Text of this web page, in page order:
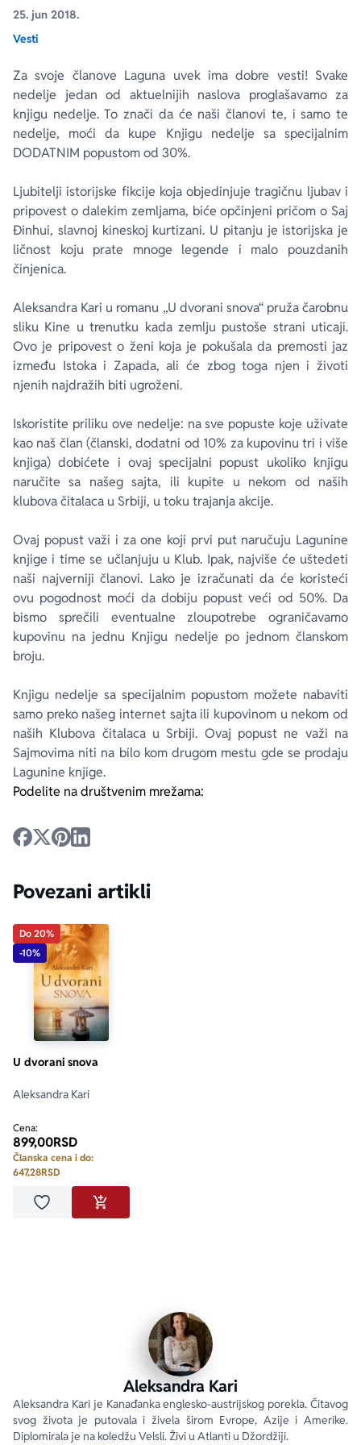
25. jun 2018.
Vesti
Za svoje članove Laguna uvek ima dobre vesti! Svake
nedelje jedan od aktuelnijih naslova proglašavamo za
knjigu nedelje. To znači da će naši članovi te, i samo te
nedelje, moći da kupe Knjigu nedelje sa specijalnim
DODATNIM popustom od 30%.
Ljubitelji istorijske fikcije koja objedinjuje tragičnu ljubav i
pripovest o dalekim zemljama, biće opčinjeni pričom o Saj
Đinhui, slavnoj kineskoj kurtizani. U pitanju je istorijska je
ličnost koju prate mnoge legende i malo pouzdanih
činjenica.
Aleksandra Kari u romanu „U dvorani snova“ pruža čarobnu
sliku Kine u trenutku kada zemlju pustoše strani uticaji.
Ovo je pripovest o ženi koja je pokušala da premosti jaz
između Istoka i Zapada, ali će zbog toga njen i životi
njenih najdražih biti ugroženi.
Iskoristite priliku ove nedelje: na sve popuste koje uživate
kao naš član (članski, dodatni od 10% za kupovinu tri i više
knjiga) dobićete i ovaj specijalni popust ukoliko knjigu
naručite sa našeg sajta, ili kupite u nekom od naših
klubova čitalaca u Srbiji, u toku trajanja akcije.
Ovaj popust važi i za one koji prvi put naručuju Lagunine
knjige i time se učlanjuju u Klub. Ipak, najviše će uštedeti
naši najverniji članovi. Lako je izračunati da će koristeći
ovu pogodnost moći da dobiju popust veći od 50%. Da
bismo sprečili eventualne zloupotrebe ograničavamo
kupovinu na jednu Knjigu nedelje po jednom članskom
broju.
Knjigu nedelje sa specijalnim popustom možete nabaviti
samo preko našeg internet sajta ili kupovinom u nekom od
naših Klubova čitalaca u Srbiji. Ovaj popust ne važi na
Sajmovima niti na bilo kom drugom mestu gde se prodaju
Lagunine knjige.
Podelite na društvenim mrežama:
Povezani artikli
Do 20%
-10%
U dvorani snova
Aleksandra Kari
Cena:
899,00RSD
Članska cena i do:
647,28RSD
Dodaj u omiljeneDODAJ U KORPU
Aleksandra Kari
Aleksandra Kari je Kanađanka englesko-austrijskog porekla. Čitavog
svog života je putovala i živela širom Evrope, Azije i Amerike.
Diplomirala je na koledžu Velsli. Živi u Atlanti u Džordžiji.
Ekranizovane knjige
Za poklon
E-knjige
Poezija
Lični razvoj i popularna psihologija
Biografija
Bojan Ljubenović
Dejan Tiago-Stanković
Milica Jakovljević Mir-Jam
Peter Handke
Harlan Koben
Elif Šafak